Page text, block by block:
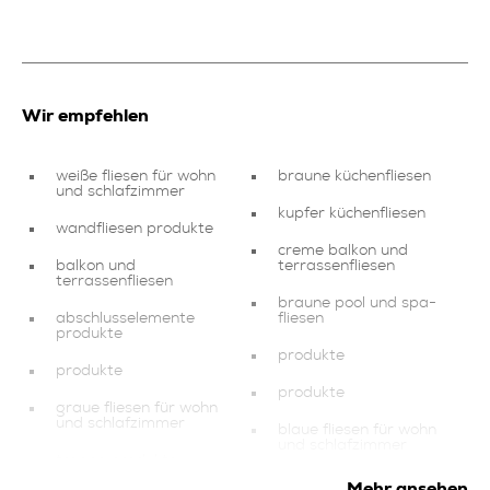
Wir empfehlen
weiße fliesen für wohn
und schlafzimmer
wandfliesen produkte
balkon und
terrassenfliesen
abschlusselemente
produkte
produkte
graue fliesen für wohn
und schlafzimmer
braune küchenfliesen
kupfer küchenfliesen
creme balkon und
terrassenfliesen
braune pool und spa-
fliesen
produkte
produkte
blaue fliesen für wohn
schwarze balkon und